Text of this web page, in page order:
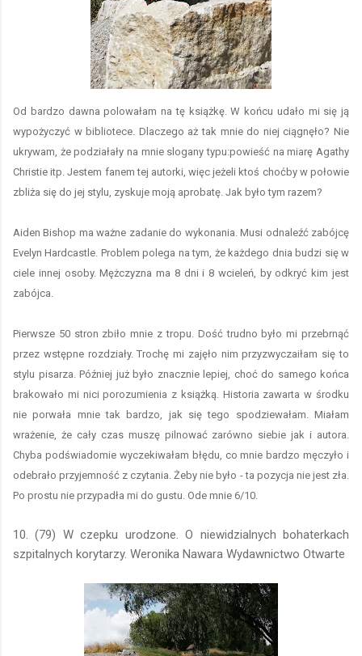
Od bardzo dawna polowałam na tę książkę. W końcu udało mi się ją
wypożyczyć w bibliotece. Dlaczego aż tak mnie do niej ciągnęło? Nie
ukrywam, że podziałały na mnie slogany typu:powieść na miarę Agathy
Christie itp. Jestem fanem tej autorki, więc jeżeli ktoś choćby w połowie
zbliża się do jej stylu, zyskuje moją aprobatę. Jak było tym razem?
Aiden Bishop ma ważne zadanie do wykonania. Musi odnaleźć zabójcę
Evelyn Hardcastle. Problem polega na tym, że każdego dnia budzi się w
ciele innej osoby. Mężczyzna ma 8 dni i 8 wcieleń, by odkryć kim jest
zabójca.
Pierwsze 50 stron zbiło mnie z tropu. Dość trudno było mi przebrnąć
przez wstępne rozdziały. Trochę mi zajęło nim przyzwyczaiłam się to
stylu pisarza. Później już było znacznie lepiej, choć do samego końca
brakowało mi nici porozumienia z książką. Historia zawarta w środku
nie porwała mnie tak bardzo, jak się tego spodziewałam. Miałam
wrażenie, że cały czas muszę pilnować zarówno siebie jak i autora.
Chyba podświadomie wyczekiwałam błędu, co mnie bardzo męczyło i
odebrało przyjemność z czytania. Żeby nie było - ta pozycja nie jest zła.
Po prostu nie przypadła mi do gustu. Ode mnie 6/10.
10. (79) W czepku urodzone. O niewidzialnych bohaterkach
szpitalnych korytarzy. Weronika Nawara Wydawnictwo Otwarte